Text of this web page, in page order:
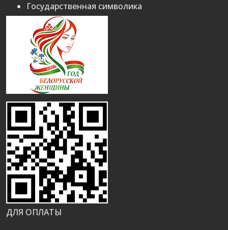
Государственная символика
ДЛЯ ОПЛАТЫ